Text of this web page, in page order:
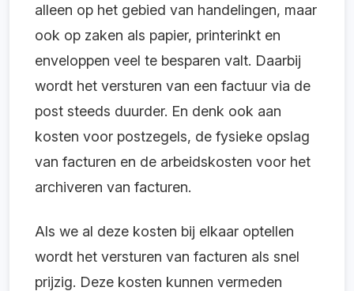
alleen op het gebied van handelingen, maar
ook op zaken als papier, printerinkt en
enveloppen veel te besparen valt. Daarbij
wordt het versturen van een factuur via de
post steeds duurder. En denk ook aan
kosten voor postzegels, de fysieke opslag
van facturen en de arbeidskosten voor het
archiveren van facturen.
Als we al deze kosten bij elkaar optellen
wordt het versturen van facturen als snel
prijzig. Deze kosten kunnen vermeden